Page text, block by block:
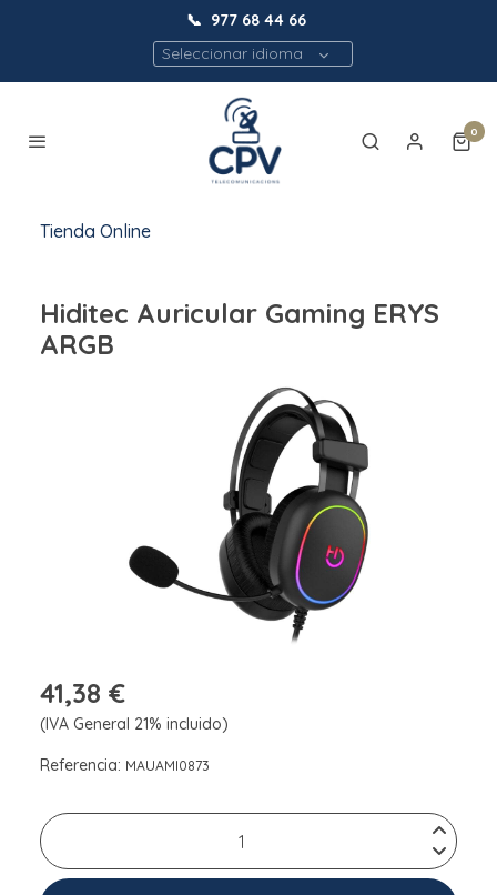
📞 977 68 44 66
Seleccionar idioma
0
Tienda Online
Hiditec Auricular Gaming ERYS
ARGB
41,38 €
(IVA General 21% incluido)
Referencia: MAUAMI0873